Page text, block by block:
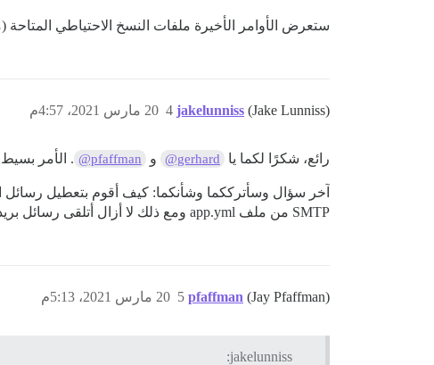
ستعرض الأوامر الأخيرة ملفات النسخ الاحتياطي
jakelunniss (Jake Lunniss) 20 مارس 2021، 4:57م 4
رائع، شكرًا لكما يا @gerhard و @pfaffman . الأمر
SMTP من ملف app.yml ومع ذلك لا أزال أتلقى رسائل بريد إلكتروني نظامية من Discourse الإنتاجي، وأريد أن أتأكد تمامًا من أنني لن أرسل بريدًا إلكترونيًا بالخطأ إلى الجميع.
pfaffman (Jay Pfaffman) 20 مارس 2021، 5:13م 5
jakelunniss: